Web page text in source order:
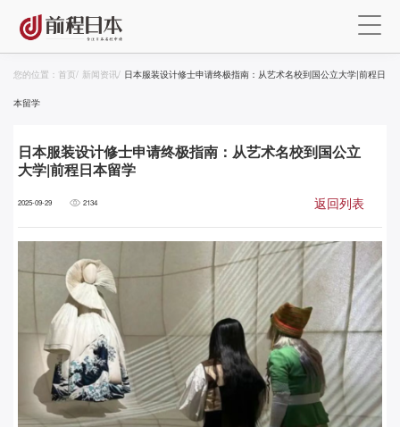
您的位置： 首页/ 新闻资讯/ 日本服装设计修士申请终极指南：从艺术名校到国公立大学|前程日
本留学
日本服装设计修士申请终极指南：从艺术名校到国公立
大学|前程日本留学
2025-09-29 2134 返回列表